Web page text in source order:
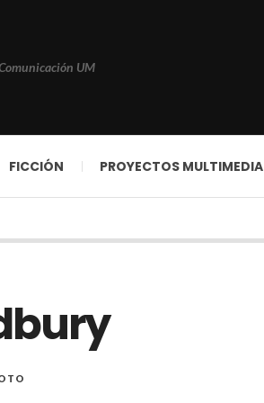
UM
FICCIÓN PROYECTOS MULTIMEDIA